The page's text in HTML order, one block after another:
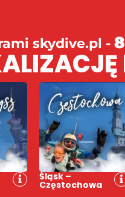
skydive.pl -
Śląsk –
Częstochowa